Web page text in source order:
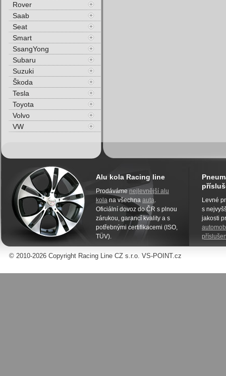
Rover
Saab
Seat
Smart
SsangYong
Subaru
Suzuki
Škoda
Tesla
Toyota
Volvo
VW
Alu kola Racing line
Prodáváme nejlevnější alu
kola na všechna auta.
Oficiální dovoz do ČR s plnou
zárukou, garancí kvality a s
potřebnými certifikacemi (ISO,
TÜV).
Levné
s
jakosti
© 2010-2026 Copyright Racing Line CZ s.r.o. VS-POINT.cz